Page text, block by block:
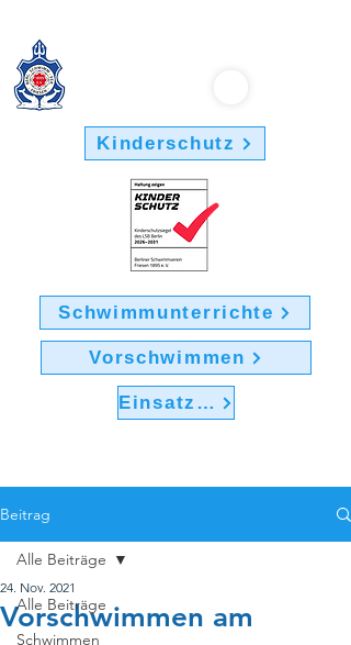
Kinderschutz
Schwimmunterrichte
Vorschwimmen
Einsatz im Verein
Beitrag
Alle Beiträge
Schwimmen
Alle Beiträge
Vorschwimmen am
24. Nov. 2021